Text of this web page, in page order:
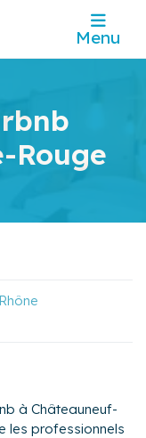
Menu
Rouge
à Châteauneuf-
les professionnels